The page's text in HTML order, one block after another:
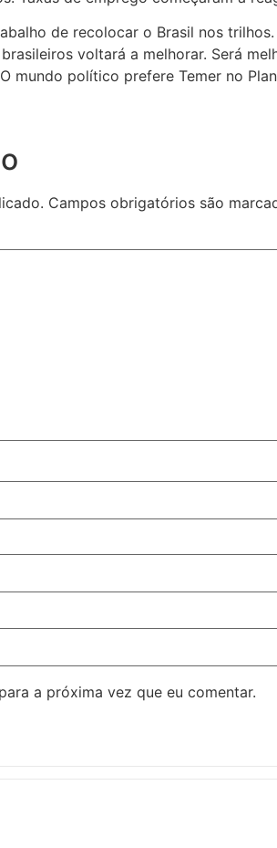
de recolocar o Brasil nos
voltará a melhorar. Será
mundo político prefere Temer no
Campos obrigatórios são
a próxima vez que eu comentar.